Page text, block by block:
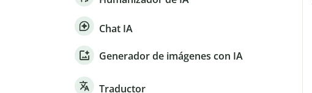
Chat IA
Generador de imágenes con IA
Traductor